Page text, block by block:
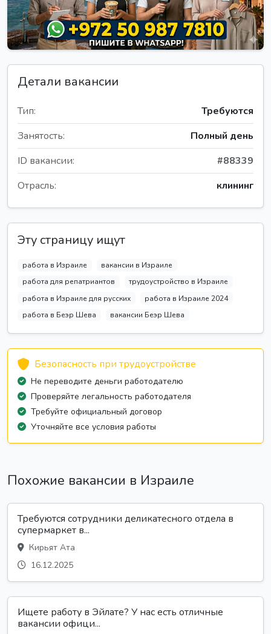
Детали вакансии
Тип:
Требуются
Занятость:
Полный день
ID вакансии:
#88339
Отрасль:
клининг
Эту страницу ищут
работа в Израиле
вакансии в Израиле
работа для репатриантов
трудоустройство в Израиле
работа в Израиле для русских
работа в Израиле 2024
работа в Беэр Шева
вакансии Беэр Шева
Безопасность при трудоустройстве
Не переводите деньги работодателю
Проверяйте легальность работодателя
Требуйте официальный договор
Уточняйте все условия работы
Похожие вакансии в Израиле
Требуются сотрудники деликатесного отдела в
супермаркет в...
Кирьят Ата
16.12.2025
Ищете работу в Эйлате? У нас есть отличные
вакансии офици...